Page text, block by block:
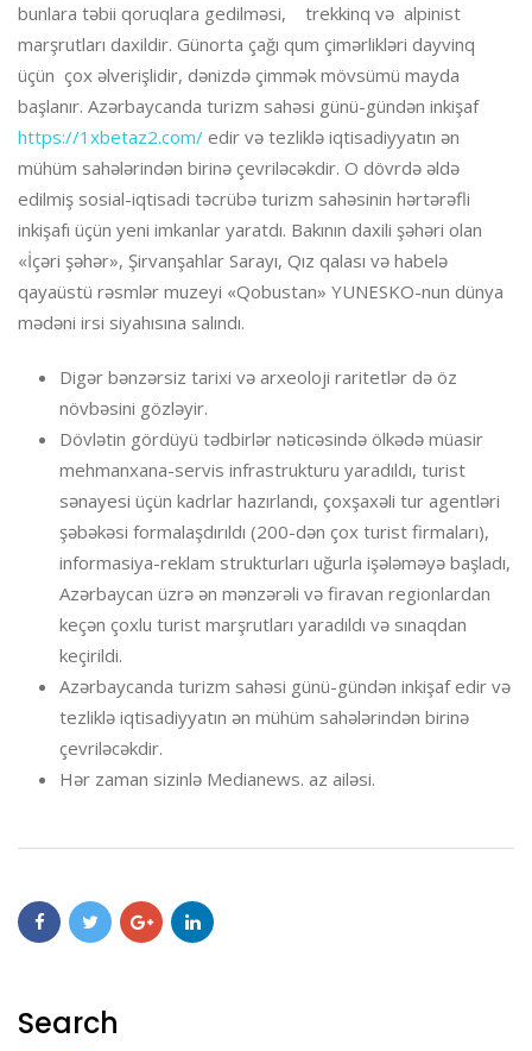
bunlara təbii qoruqlara gedilməsi, trekkinq və alpinist
marşrutları daxildir. Günorta çağı qum çimərlikləri dayvinq
üçün çox əlverişlidir, dənizdə çimmək mövsümü mayda
başlanır. Azərbaycanda turizm sahəsi günü-gündən inkişaf
https://1xbetaz2.com/ edir və tezliklə iqtisadiyyatın ən
mühüm sahələrindən birinə çevriləcəkdir. O dövrdə əldə
edilmiş sosial-iqtisadi təcrübə turizm sahəsinin hərtərəfli
inkişafı üçün yeni imkanlar yaratdı. Bakının daxili şəhəri olan
«İçəri şəhər», Şirvanşahlar Sarayı, Qız qalası və habelə
qayaüstü rəsmlər muzeyi «Qobustan» YUNESKO-nun dünya
mədəni irsi siyahısına salındı.
Digər bənzərsiz tarixi və arxeoloji raritetlər də öz
növbəsini gözləyir.
Dövlətin gördüyü tədbirlər nəticəsində ölkədə müasir
mehmanxana-servis infrastrukturu yaradıldı, turist
sənayesi üçün kadrlar hazırlandı, çoxşaxəli tur agentləri
şəbəkəsi formalaşdırıldı (200-dən çox turist firmaları),
informasiya-reklam strukturları uğurla işələməyə başladı,
Azərbaycan üzrə ən mənzərəli və firavan regionlardan
keçən çoxlu turist marşrutları yaradıldı və sınaqdan
keçirildi.
Azərbaycanda turizm sahəsi günü-gündən inkişaf edir və
tezliklə iqtisadiyyatın ən mühüm sahələrindən birinə
çevriləcəkdir.
Hər zaman sizinlə Medianews. az ailəsi.
Search